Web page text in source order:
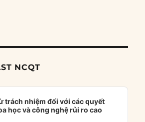
NCQT
trách nhiệm đối với các quyết
học và công nghệ rủi ro cao